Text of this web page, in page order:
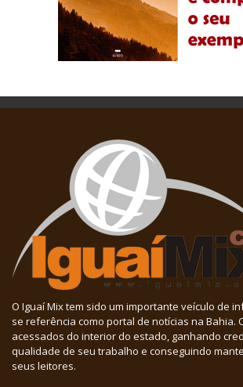
O Iguaí Mix tem sido um importante veículo de
se referência como portal de notícias na Bahia.
acessados do interior do estado, ganhando
qualidade de seu trabalho e conseguindo
seus leitores.